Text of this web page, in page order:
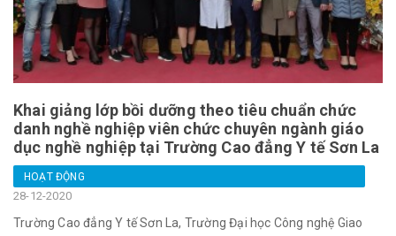
Khai giảng lớp bồi dưỡng theo tiêu chuẩn chức
danh nghề nghiệp viên chức chuyên ngành giáo
dục nghề nghiệp tại Trường Cao đẳng Y tế Sơn La
HOẠT ĐỘNG
28-12-2020
Trường Cao đẳng Y tế Sơn La, Trường Đại học Công nghệ Giao